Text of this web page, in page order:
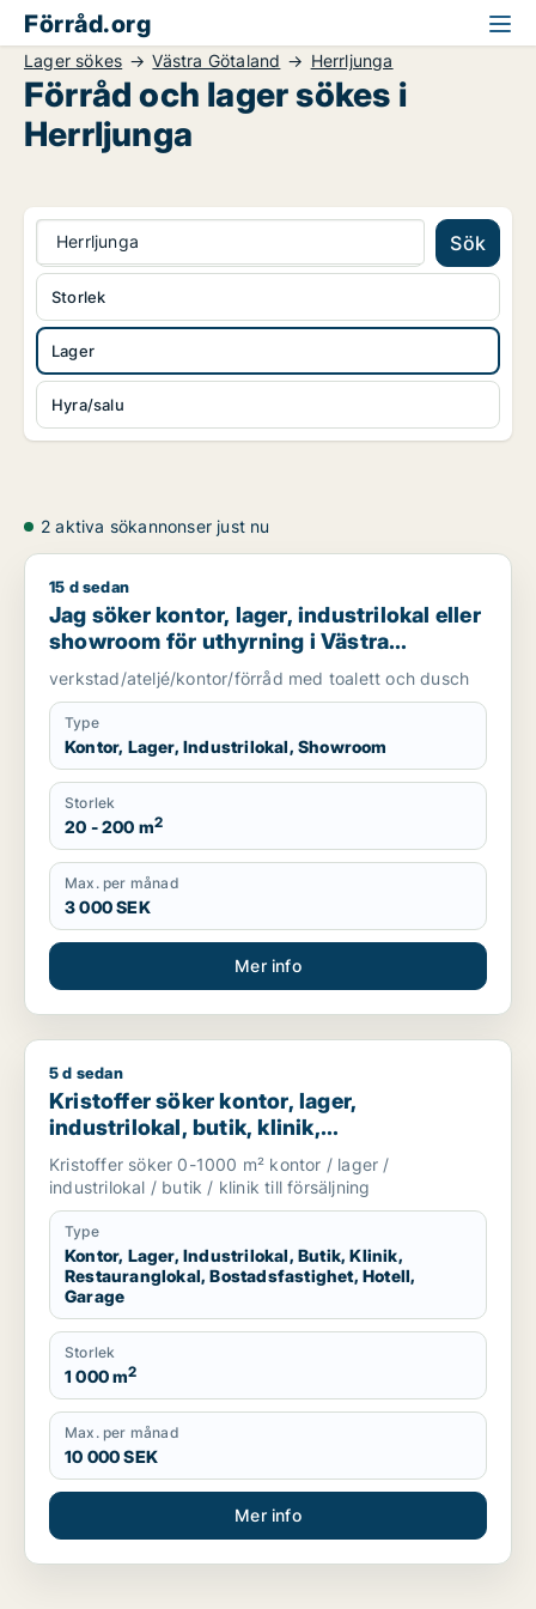
Förråd.org
Lager sökes Västra Götaland Herrljunga
Förråd och lager sökes i
Herrljunga
Herrljunga Sök
Lager
Hyra/salu
Storlek
2 aktiva sökannonser just nu
Jag söker kontor, lager, industrilokal eller showroom för
15 d sedan
Jag söker kontor, lager, industrilokal eller
showroom för uthyrning i Västra
Götaland
verkstad/ateljé/kontor/förråd med toalett och dusch
Type
Kontor, Lager, Industrilokal, Showroom
Storlek
20 - 200 m2
Max. per månad
3 000 SEK
Mer info
Kristoffer söker kontor, lager, industrilokal, butik, klinik,
5 d sedan
Kristoffer söker kontor, lager,
industrilokal, butik, klinik,
restauranglokal, bostadsfastighet, hotell
eller garage till salu i Sotenäs, Vårgårda
eller Grästorp m.fl.
Kristoffer söker 0-1000 m² kontor / lager /
industrilokal / butik / klinik till försäljning
Type
Kontor, Lager, Industrilokal, Butik, Klinik,
Restauranglokal, Bostadsfastighet, Hotell,
Garage
Storlek
1 000 m2
Max. per månad
10 000 SEK
Mer info